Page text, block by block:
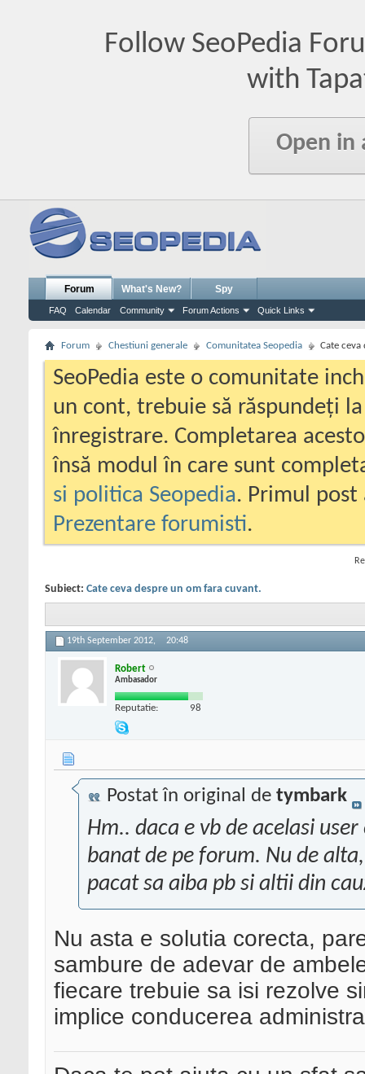
Follow SeoPedia
with
Open in
Forum
FAQ Calendar Community Forum Actions Quick Links
What's New? Spy
Forum Chestiuni generale Comunitatea Seopedia Cate
SeoPedia este o comunitate
un cont, trebuie să răspundeți
înregistrare. Completarea
însă modul în care sunt
si politica Seopedia. Primul
Prezentare forumisti.
Subiect: Cate ceva despre un om fara cuvant.
19th September 2012, 20:48
Robert
Ambasador
Reputatie: 98
Postat în original de tymbark
Hm.. daca e vb de acelasi
banat de pe forum. Nu de
pacat sa aiba pb si altii din
Nu asta e solutia corecta,
sambure de adevar de
fiecare trebuie sa isi rezolve
implice conducerea